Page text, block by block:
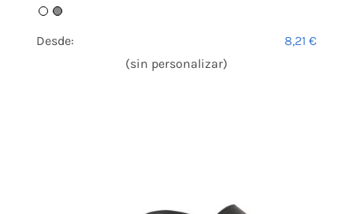
Desde: 8,21€
(sin personalizar)